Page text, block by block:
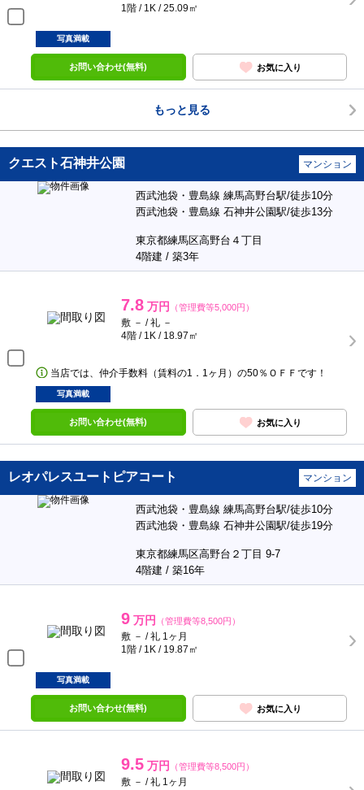
1階 / 1K / 25.09㎡
写真満載
お問い合わせ(無料) お気に入り
もっと見る
クエスト石神井公園 マンション
西武池袋・豊島線 練馬高野台駅/徒歩10分
西武池袋・豊島線 石神井公園駅/徒歩13分
東京都練馬区高野台４丁目
4階建 / 築3年
7.8 万円 （管理費等5,000円）
敷 － / 礼 －
4階 / 1K / 18.97㎡
当店では、仲介手数料（賃料の1．1ヶ月）の50％ＯＦＦです！
写真満載
お問い合わせ(無料) お気に入り
レオパレスユートピアコート マンション
西武池袋・豊島線 練馬高野台駅/徒歩10分
西武池袋・豊島線 石神井公園駅/徒歩19分
東京都練馬区高野台２丁目 9-7
4階建 / 築16年
9 万円 （管理費等8,500円）
敷 － / 礼 1ヶ月
1階 / 1K / 19.87㎡
写真満載
お問い合わせ(無料) お気に入り
9.5 万円 （管理費等8,500円）
敷 － / 礼 1ヶ月